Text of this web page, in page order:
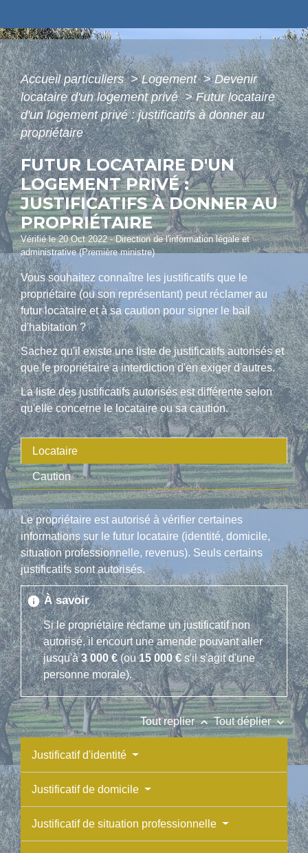
Accueil particuliers> Logement> Devenir
locataire d'un logement privé> Futur locataire
d'un logement privé : justificatifs à donner au
propriétaire
FUTUR LOCATAIRE D'UN
LOGEMENT PRIVÉ :
JUSTIFICATIFS À DONNER AU
PROPRIÉTAIRE
Vérifié le 20 Oct 2022 - Direction de l'information légale et
administrative (Première ministre)
Vous souhaitez connaître les justificatifs que le
propriétaire (ou son représentant) peut réclamer au
futur locataire et à sa caution pour signer le bail
d'habitation ?
Sachez qu'il existe une liste de justificatifs autorisés et
que le propriétaire a interdiction d'en exiger d'autres.
La liste des justificatifs autorisés est différente selon
qu'elle concerne le locataire ou sa caution.
Locataire
Caution
Le propriétaire est autorisé à vérifier certaines
informations sur le futur locataire (identité, domicile,
situation professionnelle, revenus). Seuls certains
justificatifs sont autorisés.
infoÀ savoir
Si le propriétaire réclame un justificatif non
autorisé, il encourt une amende pouvant aller
jusqu'à3 000 €(ou15 000 €s'il s'agit d'une
personne morale).
Tout replierkeyboard_arrow_up Tout déplierkeyboard_arrow_down
Justificatif d'identité
Justificatif de domicile
Justificatif de situation professionnelle